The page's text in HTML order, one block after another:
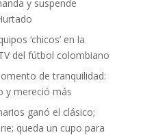
y suspende
‘chicos’ en la
del fútbol colombiano
de tranquilidad:
y mereció más
ganó el clásico;
queda un cupo para